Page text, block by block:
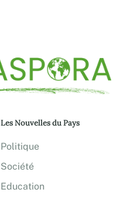
Les Nouvelles du Pays
Politique
Société
Education